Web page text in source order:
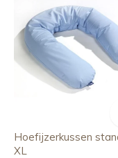
Hoefijzerkussen
XL